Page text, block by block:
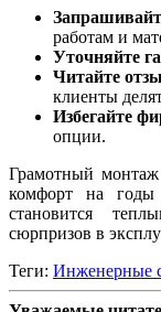
работам и
Уточняйте
Читайте
клиенты
Избегайте
опции.
Грамотный
комфорт на
становится
сюрпризов в
Теги: Инженерные